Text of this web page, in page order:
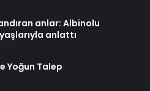
anlar: Albinolu
anlattı
Yoğun Talep